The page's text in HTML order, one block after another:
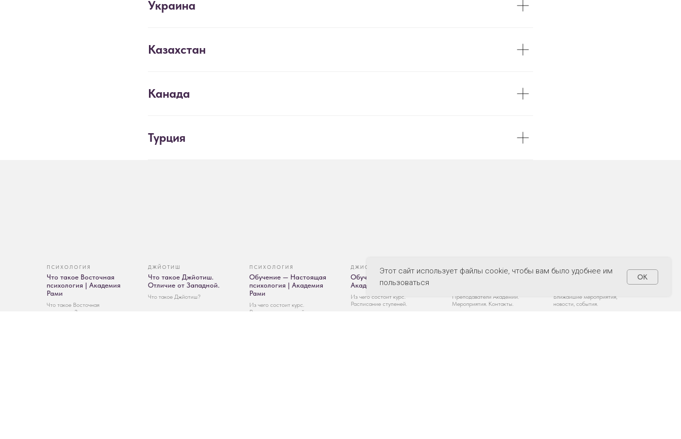
Украина
Казахстан
Канада
Турция
ПСИХОЛОГИЯ
Что такое Восточная
психология | Академия
Рами
Что такое Восточная
психология?
ДЖЙОТИШ
Что такое Джйотиш.
Отличие от Западной.
Что такое Джйотиш?
ПСИХОЛОГИЯ
Обучение — Настоящая
психология | Академия
Рами
Из чего состоит курс.
Расписание ступеней.
ДЖИОТИШ
Обучение — Джйотиш |
Академия Рами
Из чего состоит курс.
Расписание ступеней.
АКАДЕМИЯ РАМИ
Преподаватели |
Преподаватели Академии.
Мероприятия. Контакты.
АКАДЕМИЯ РАМИ
Мероприятия | Академия
Ближайшие мероприятия,
новости, события.
Этот сайт использует файлы cookie, чтобы вам было удобнее им
пользоваться
OK